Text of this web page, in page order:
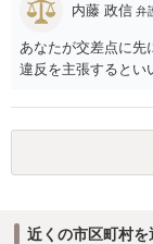
内藤 政信 弁
あなたが交差点に先
違反を主張するとい
近くの市区町村を